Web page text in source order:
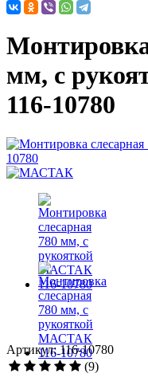
мм, с
116-10780
Артикул: 116-10780
(9)